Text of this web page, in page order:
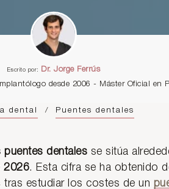
Escrito por:
Dr. Jorge Ferrús
desde 2006 - Máster Oficial en
dental / Puentes dentales
dentales se sitúa
2026. Esta cifra se ha obtenido
tras estudiar los costes de un